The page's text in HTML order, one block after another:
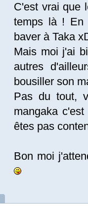
C'est vrai que
temps là ! En
baver à Taka
Mais moi j'ai
autres
bousiller son
Pas du tout,
mangaka
êtes pas
Bon moi